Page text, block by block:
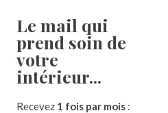
complémentaires
entièrement peint et patiné la
originaux et uniques ?
Le mail qui
prend soin de
votre
intérieur...​
Recevez 1 fois par mois: